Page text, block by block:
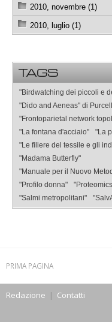
2010, novembre (1)
2010, luglio (1)
TAGS
"Birdwatching dei piccoli e
"Dido and Aeneas" di Purcell
"Frontoparietal network
"La fontana d'acciaio"
"La
"Le filiere del tessile e gli
"Madama Butterfly"
"Manuale per il Nuovo
"Profilo donna"
"Proteomics
"Salmi metropolitani"
PRIMA PAGINA
Redazione | Contatti